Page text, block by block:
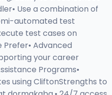
Use a combination of
automated test
test cases on
Advanced
your career
Programs•
using CliftonStrengths to